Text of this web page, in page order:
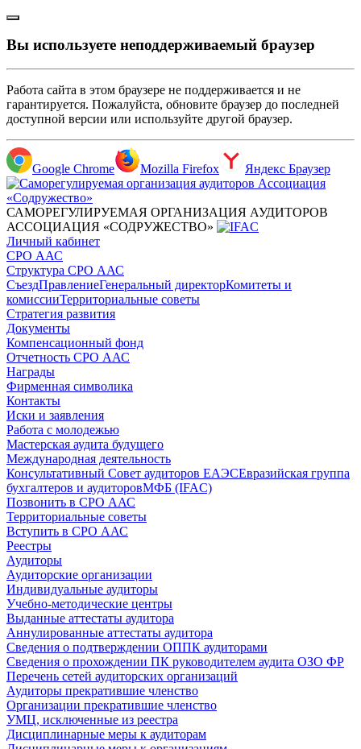
Вы используете неподдерживаемый браузер
Работа сайта в этом браузере не поддерживается и не
гарантируется. Пожалуйста, обновите браузер до последней
доступной версии или используйте другой браузер.
Google Chrome Mozilla Firefox Яндекс Браузер
САМОРЕГУЛИРУЕМАЯ ОРГАНИЗАЦИЯ АУДИТОРОВ
АССОЦИАЦИЯ «СОДРУЖЕСТВО»
Личный кабинет
СРО ААС
Структура СРО ААС
СъездПравлениеГенеральный директорКомитеты и
комиссииТерриториальные советы
Стратегия развития
Документы
Компенсационный фонд
Отчетность СРО ААС
Награды
Фирменная символика
Контакты
Иски и заявления
Работа с молодежью
Мастерская аудита будущего
Международная деятельность
Консультативный Совет аудиторов ЕАЭСЕвразийская группа
бухгалтеров и аудиторовМФБ (IFAC)
Позвонить в СРО ААС
Территориальные советы
Вступить в СРО ААС
Реестры
Аудиторы
Аудиторские организации
Индивидуальные аудиторы
Учебно-методические центры
Выданные аттестаты аудитора
Аннулированные аттестаты аудитора
Сведения о подтверждении ОППК аудиторами
Сведения о прохождении ПК руководителем аудита ОЗО ФР
Перечень сетей аудиторских организаций
Аудиторы прекратившие членство
Организации прекратившие членство
УМЦ, исключенные из реестра
Дисциплинарные меры к аудиторам